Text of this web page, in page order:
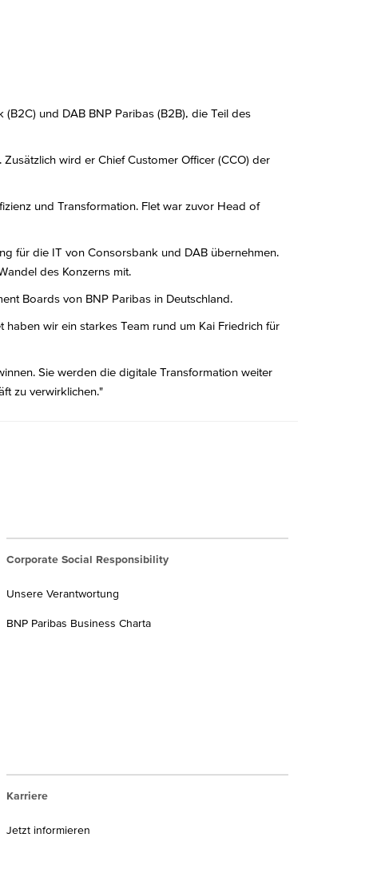
und DAB BNP Paribas (B2B), die Teil des
wird er Chief Customer Officer (CCO) der
und Transformation. Flet war zuvor Head of
für die IT von Consorsbank und DAB übernehmen.
des Konzerns mit.
Boards von BNP Paribas in Deutschland.
wir ein starkes Team rund um Kai Friedrich für
Sie werden die digitale Transformation weiter
zu verwirklichen."
Corporate Social Responsibility
Unsere Verantwortung
BNP Paribas Business Charta
Karriere
Jetzt informieren